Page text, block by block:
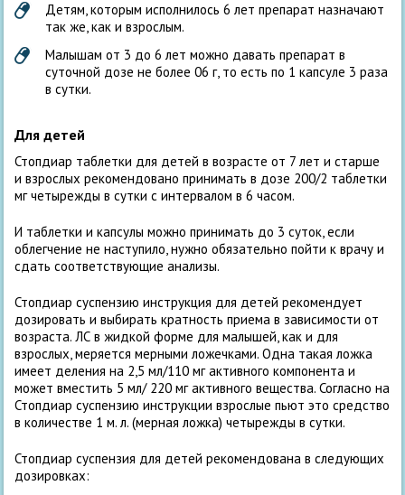
Детям, которым исполнилось 6 лет препарат назначают
так же, как и взрослым.
Малышам от 3 до 6 лет можно давать препарат в
суточной дозе не более 06 г, то есть по 1 капсуле 3 раза
в сутки.
Для детей
Стопдиар таблетки для детей в возрасте от 7 лет и старше
и взрослых рекомендовано принимать в дозе 200/2 таблетки
мг четырежды в сутки с интервалом в 6 часом.
И таблетки и капсулы можно принимать до 3 суток, если
облегчение не наступило, нужно обязательно пойти к врачу и
сдать соответствующие анализы.
Стопдиар суспензию инструкция для детей рекомендует
дозировать и выбирать кратность приема в зависимости от
возраста. ЛС в жидкой форме для малышей, как и для
взрослых, меряется мерными ложечками. Одна такая ложка
имеет деления на 2,5 мл/110 мг активного компонента и
может вместить 5 мл/ 220 мг активного вещества. Согласно на
Стопдиар суспензию инструкции взрослые пьют это средство
в количестве 1 м. л. (мерная ложка) четырежды в сутки.
Стопдиар суспензия для детей рекомендована в следующих
дозировках: